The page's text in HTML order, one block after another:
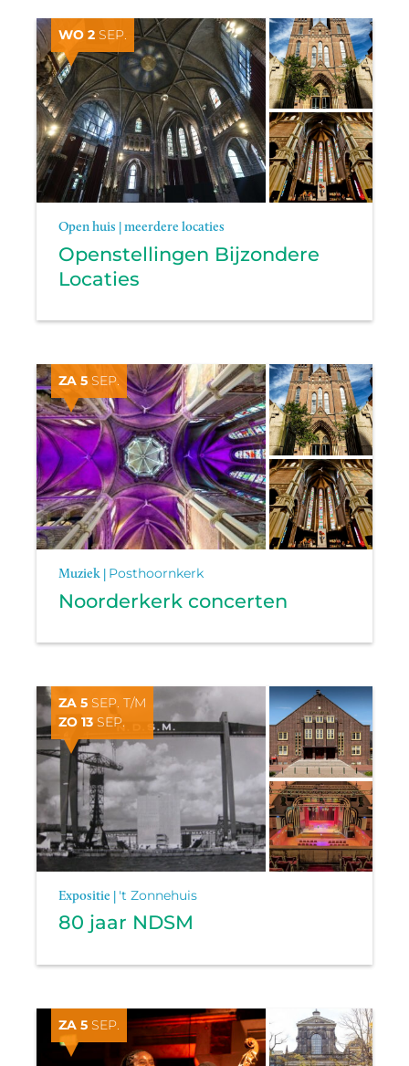
WO 2 SEP.
Open huis | meerdere locaties
Openstellingen Bijzondere
Locaties
ZA 5 SEP.
Muziek | Posthoornkerk
Noorderkerk concerten
ZA 5 SEP. T/M
ZO 13 SEP.
Expositie | 't Zonnehuis
80 jaar NDSM
ZA 5 SEP.